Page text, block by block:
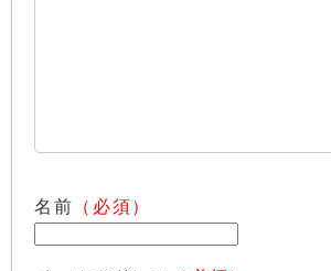
名前 （必須）